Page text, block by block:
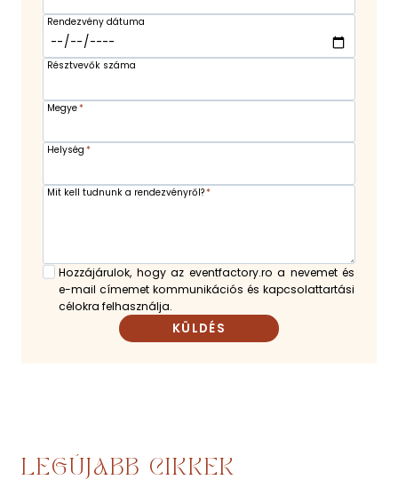
Rendezvény dátuma
Résztvevők száma
Megye*
Helység *
Mit kell tudnunk a rendezvényről?*
Hozzájárulok, hogy az eventfactory.ro a nevemet és
e-mail címemet kommunikációs és kapcsolattartási
célokra felhasználja.
KÜLDÉS
LEGÚJABB CIKKEK